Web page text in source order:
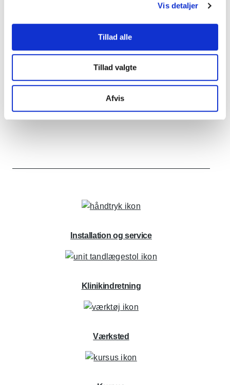
Vis detaljer
Tillad alle
Tillad valgte
Afvis
Installation og service
Klinikindretning
Værksted